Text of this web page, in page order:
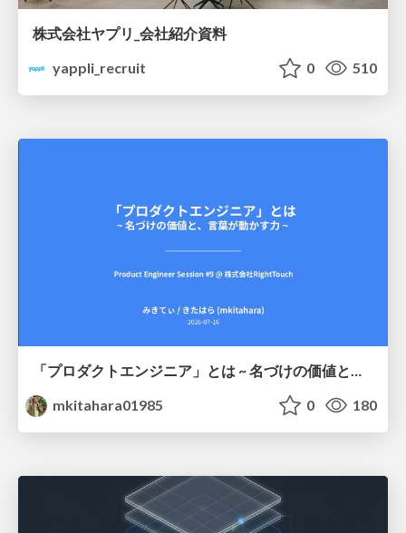
株式会社ヤプリ_会社紹介資料
yappli_recruit
0 510
「プロダクトエンジニア」とは ~ 名づけの価値と、言葉が動かす力 ~
mkitahara01985
0 180